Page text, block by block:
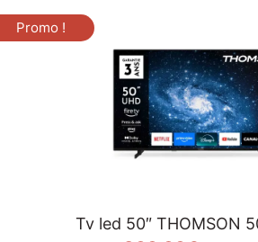
Tv led 50″ THOMSON
Promo !